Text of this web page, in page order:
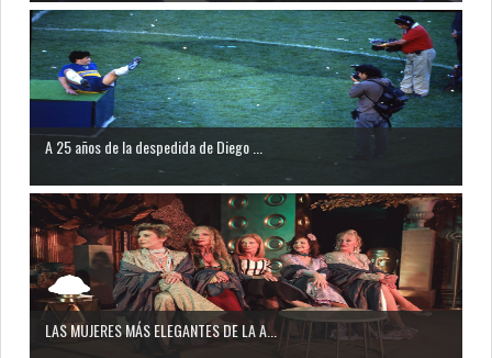
A 25 años de la despedida de Diego ...
LAS MUJERES MÁS ELEGANTES DE LA A...